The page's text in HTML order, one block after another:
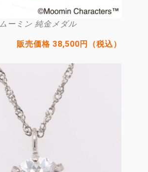
ムーミン 純金メダル
販売価格 38,500円（税込）